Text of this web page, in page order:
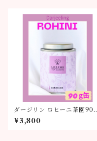
ダージリン ロヒーニ茶園90g
缶
¥3,800